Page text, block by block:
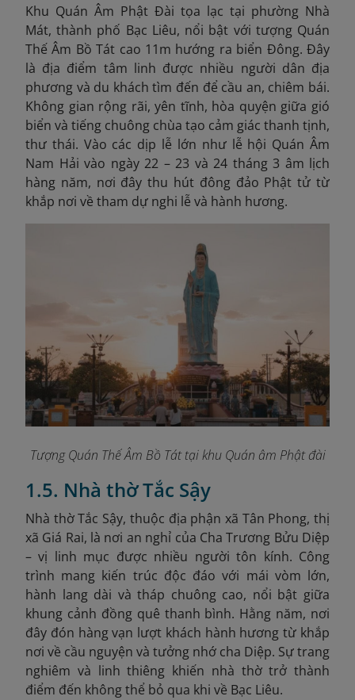
Khu Quán Âm Phật Đài tọa lạc tại phường Nhà
Mát, thành phố Bạc Liêu, nổi bật với tượng Quán
Thế Âm Bồ Tát cao 11m hướng ra biển Đông. Đây
là địa điểm tâm linh được nhiều người dân địa
phương và du khách tìm đến để cầu an, chiêm bái.
Không gian rộng rãi, yên tĩnh, hòa quyện giữa gió
biển và tiếng chuông chùa tạo cảm giác thanh tịnh,
thư thái. Vào các dịp lễ lớn như lễ hội Quán Âm
Nam Hải vào ngày 22 – 23 và 24 tháng 3 âm lịch
hàng năm, nơi đây thu hút đông đảo Phật tử từ
khắp nơi về tham dự nghi lễ và hành hương.
Tượng Quán Thế Âm Bồ Tát tại khu Quán âm Phật đài
1.5. Nhà thờ Tắc Sậy
Nhà thờ Tắc Sậy, thuộc địa phận xã Tân Phong, thị
xã Giá Rai, là nơi an nghỉ của Cha Trương Bửu Diệp
– vị linh mục được nhiều người tôn kính. Công
trình mang kiến trúc độc đáo với mái vòm lớn,
hành lang dài và tháp chuông cao, nổi bật giữa
khung cảnh đồng quê thanh bình. Hằng năm, nơi
đây đón hàng vạn lượt khách hành hương từ khắp
nơi về cầu nguyện và tưởng nhớ cha Diệp. Sự trang
nghiêm và linh thiêng khiến nhà thờ trở thành
điểm đến không thể bỏ qua khi về Bạc Liêu.